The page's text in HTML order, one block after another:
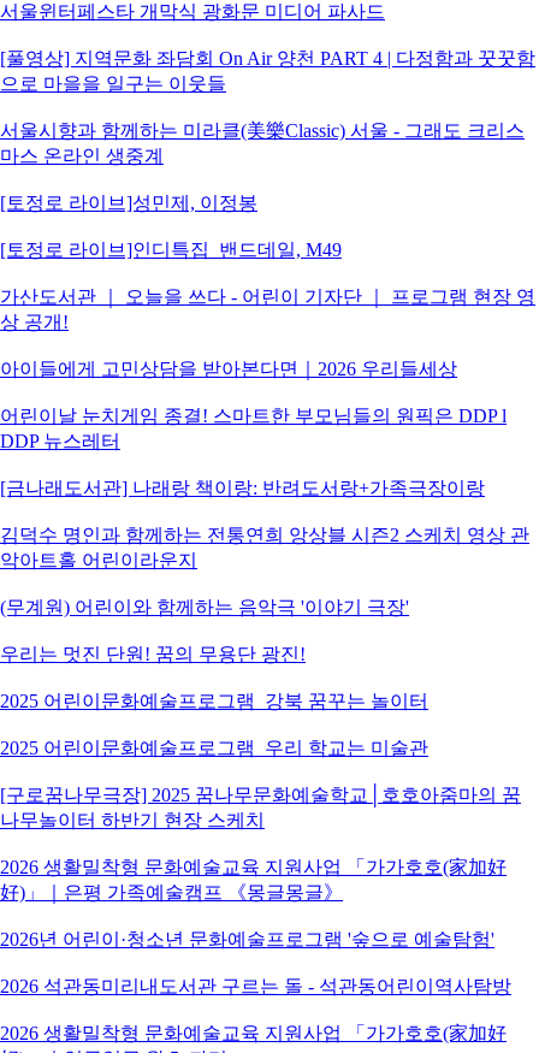
서울윈터페스타 개막식 광화문 미디어 파사드
[풀영상] 지역문화 좌담회 On Air 양천 PART 4 | 다정함과 꿋꿋함
으로 마을을 일구는 이웃들
서울시향과 함께하는 미라클(美樂Classic) 서울 - 그래도 크리스
마스 온라인 생중계
[토정로 라이브]성민제, 이정봉
[토정로 라이브]인디특집_밴드데일, M49
가산도서관 ｜ 오늘을 쓰다 - 어린이 기자단 ｜ 프로그램 현장 영
상 공개!
아이들에게 고민상담을 받아본다면｜2026 우리들세상
어린이날 눈치게임 종결! 스마트한 부모님들의 원픽은 DDP l
DDP 뉴스레터
[금나래도서관] 나래랑 책이랑: 반려도서랑+가족극장이랑
김덕수 명인과 함께하는 전통연희 앙상블 시즌2 스케치 영상 관
악아트홀 어린이라운지
(무계원) 어린이와 함께하는 음악극 '이야기 극장'
우리는 멋진 단원! 꿈의 무용단 광진!
2025 어린이문화예술프로그램_강북 꿈꾸는 놀이터
2025 어린이문화예술프로그램_우리 학교는 미술관
[구로꿈나무극장] 2025 꿈나무문화예술학교│호호아줌마의 꿈
나무놀이터 하반기 현장 스케치
2026 생활밀착형 문화예술교육 지원사업 「가가호호(家加好
好)」｜은평 가족예술캠프 《몽글몽글》
2026년 어린이·청소년 문화예술프로그램 '숲으로 예술탐험'
2026 석관동미리내도서관 구르는 돌 - 석관동어린이역사탐방
2026 생활밀착형 문화예술교육 지원사업 「가가호호(家加好